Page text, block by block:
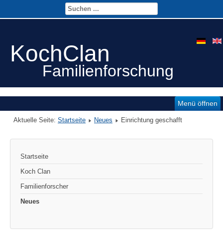
KochClan
Familienforschung
Menü öffnen
Aktuelle Seite: Startseite Neues Einrichtung geschafft
Startseite
Koch Clan
Familienforscher
Neues